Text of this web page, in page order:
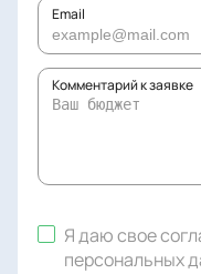
Email
Комментарий к заявке
Я даю свое
персональных